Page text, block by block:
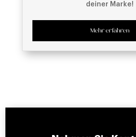
deiner Marke!
Mehr erfahren